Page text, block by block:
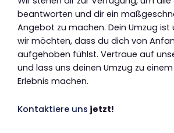
beantworten und dir ein
Angebot zu machen. Dein Umzug ist
wir möchten, dass du dich von
aufgehoben fühlst. Vertraue auf
und lass uns deinen Umzug zu
Erlebnis machen.
Kontaktiere uns jetzt!